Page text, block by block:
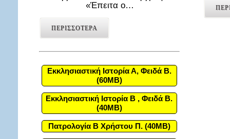
«Έπειτα ο…
ΠΕΡΙΣΣΟΤΕΡΑ
Εκκλησιαστική Ιστορία Α, Φειδά Β.
(60MB)
Εκκλησιαστική Ιστορία Β , Φειδά Β.
(40MB)
Πατρολογία Β Χρήστου Π. (40MB)